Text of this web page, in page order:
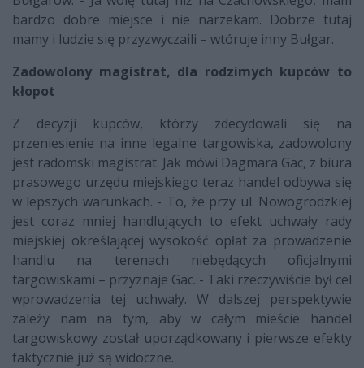
bardzo dobre miejsce i nie narzekam. Dobrze tutaj
mamy i ludzie się przyzwyczaili – wtóruje inny Bułgar.
Zadowolony magistrat, dla rodzimych kupców to
kłopot
Z decyzji kupców, którzy zdecydowali się na
przeniesienie na inne legalne targowiska, zadowolony
jest radomski magistrat. Jak mówi Dagmara Gac, z biura
prasowego urzędu miejskiego teraz handel odbywa się
w lepszych warunkach. - To, że przy ul. Nowogrodzkiej
jest coraz mniej handlujących to efekt uchwały rady
miejskiej określającej wysokość opłat za prowadzenie
handlu na terenach niebędących oficjalnymi
targowiskami – przyznaje Gac. - Taki rzeczywiście był cel
wprowadzenia tej uchwały. W dalszej perspektywie
zależy nam na tym, aby w całym mieście handel
targowiskowy został uporządkowany i pierwsze efekty
faktycznie już są widoczne.